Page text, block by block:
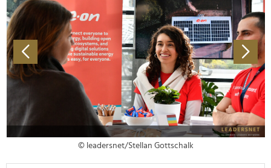
© leadersnet/Stellan Gottschalk